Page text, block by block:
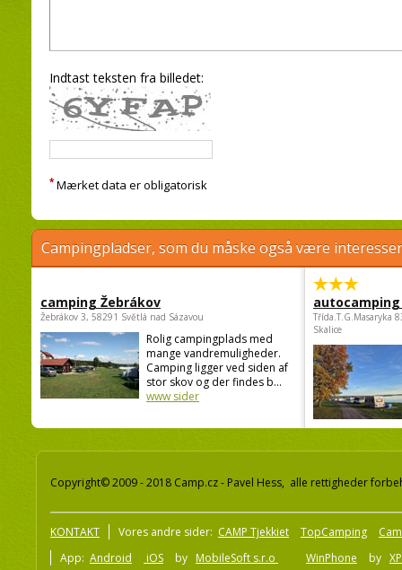
Indtast teksten fra billedet:
* Mærket data er obligatorisk
Campingpladser, som du måske også være
camping Žebrákov
Žebrákov 3, 58291 Světlá nad Sázavou
Rolig campingplads med
mange vandremuligheder.
Camping ligger ved siden af
stor skov og der findes b...
www sider
autocamping
Třída.T.G.Masaryka
Skalice
Copyright© 2009 - 2018 Camp.cz - Pavel Hess, alle rettigheder
KONTAKT Vores andre sider: CAMP Tjekkiet TopCamping
App: Android iOS by MobileSoft s.r.o WinPhone by